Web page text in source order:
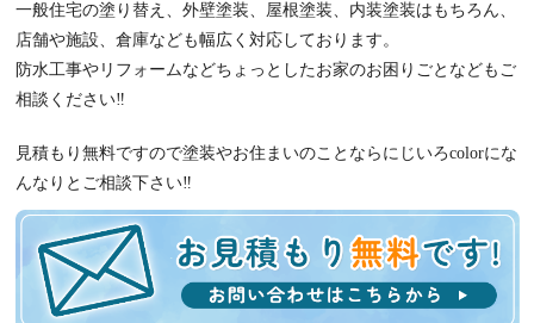
一般住宅の塗り替え、外壁塗装、屋根塗装、内装塗装はもちろん、
店舗や施設、倉庫なども幅広く対応しております。
防水工事やリフォームなどちょっとしたお家のお困りごとなどもご
相談ください‼️
見積もり無料ですので塗装やお住まいのことならにじいろcolorにな
んなりとご相談下さい‼️